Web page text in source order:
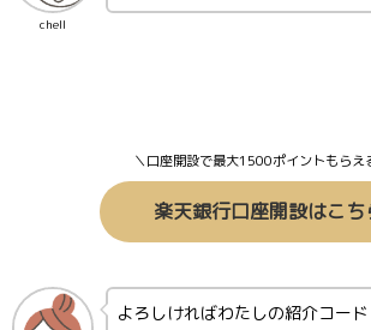
chell
＼口座開設で最大1500ポイントもらえ
楽天銀行口座開設はこち
よろしければわたしの紹介コード